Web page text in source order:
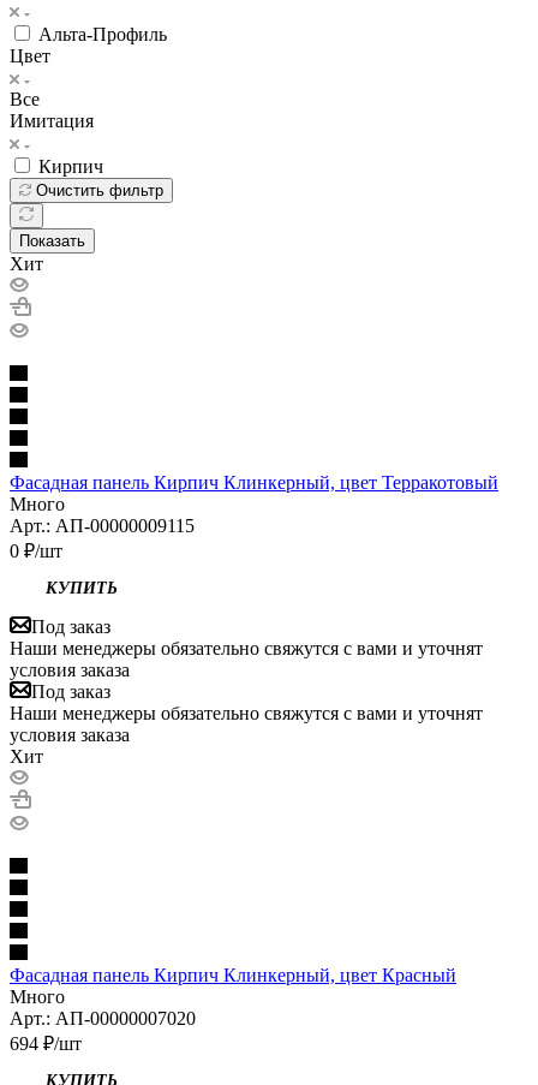
Альта-Профиль
Цвет
Все
Имитация
Кирпич
Очистить фильтр
Показать
Хит
Фасадная панель Кирпич Клинкерный, цвет Терракотовый
Много
Арт.: АП-00000009115
0 ₽/шт
КУПИТЬ
Под заказ
Наши менеджеры обязательно свяжутся с вами и уточнят
условия заказа
Под заказ
Наши менеджеры обязательно свяжутся с вами и уточнят
условия заказа
Хит
Фасадная панель Кирпич Клинкерный, цвет Красный
Много
Арт.: АП-00000007020
694 ₽/шт